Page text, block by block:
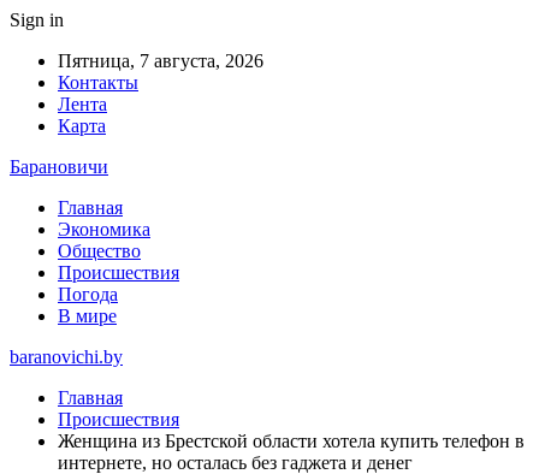
Sign in
Пятница, 7 августа, 2026
Контакты
Лента
Карта
Барановичи
Главная
Экономика
Общество
Происшествия
Погода
В мире
baranovichi.by
Главная
Происшествия
Женщина из Брестской области хотела купить телефон в
интернете, но осталась без гаджета и денег